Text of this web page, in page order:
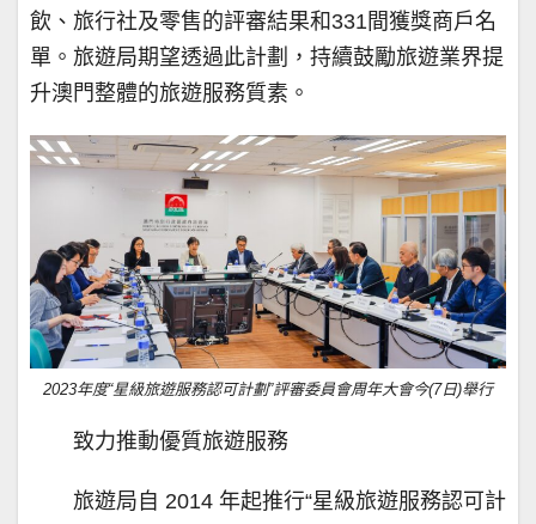
飲、旅行社及零售的評審結果和331間獲獎商戶名
單。旅遊局期望透過此計劃，持續鼓勵旅遊業界提
升澳門整體的旅遊服務質素。
2023年度“星級旅遊服務認可計劃”評審委員會周年大會今(7日)舉行
致力推動優質旅遊服務
旅遊局自 2014 年起推行“星級旅遊服務認可計